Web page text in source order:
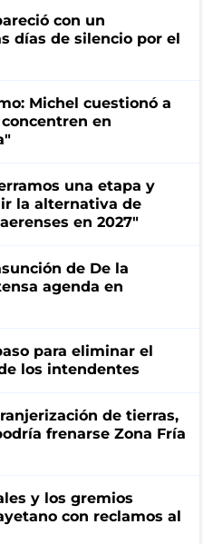
con un
días de silencio por el
Michel cuestionó a
en
una etapa y
la alternativa de
en 2027"
de De la
agenda en
para eliminar el
los intendentes
de tierras,
frenarse Zona Fría
y los gremios
con reclamos al